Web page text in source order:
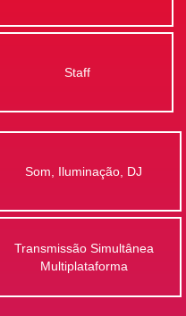
Staff
Som, Iluminação, DJ
Transmissão Simultânea
Multiplataforma